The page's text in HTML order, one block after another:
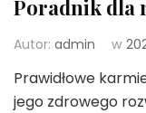
Poradnik dla
Autor: admin w
Prawidłowe
jego zdrowego